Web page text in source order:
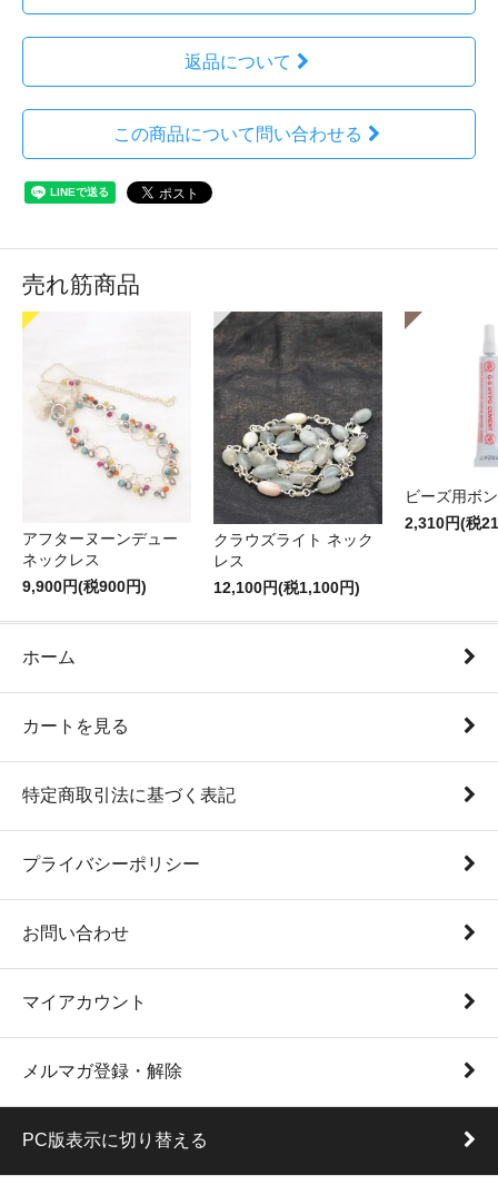
返品について
この商品について問い合わせる
売れ筋商品
アフターヌーンデュー
ネックレス
9,900円(税900円)
クラウズライト ネック
レス
12,100円(税1,100円)
ビーズ用ボ
2,310円(税
ホーム
カートを見る
特定商取引法に基づく表記
プライバシーポリシー
お問い合わせ
マイアカウント
メルマガ登録・解除
PC版表示に切り替える